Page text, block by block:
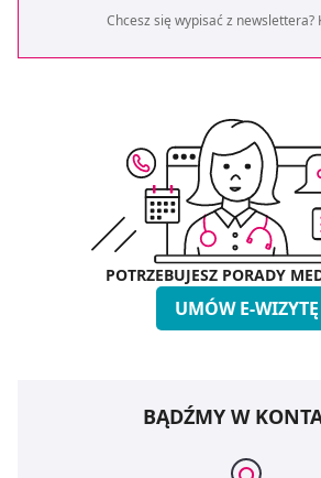
Chcesz się wypisać z newslettera?
POTRZEBUJESZ PORADY
UMÓW E-WIZYTĘ
BĄDŹMY W